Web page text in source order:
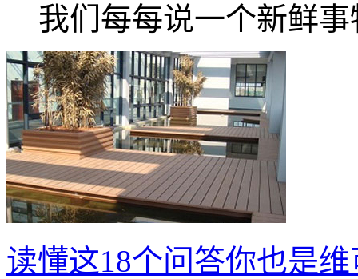
我们每每说一个新鲜事
读懂这18个问答你也是